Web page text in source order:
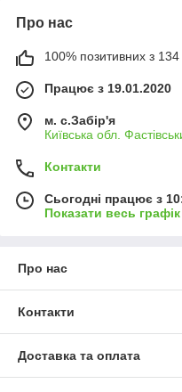
Про нас
100% позитивних з 134
Працює з 19.01.2020
м. с.Забір'я
Київська обл.
Контакти
Сьогодні працює з
Показати весь
Про нас
Контакти
Доставка та оплата